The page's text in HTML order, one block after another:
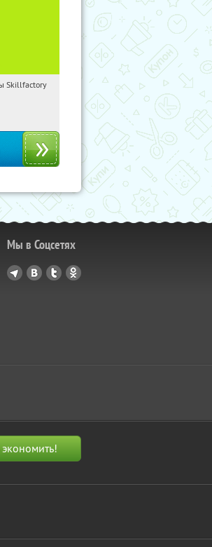
первым!
Skillfactory
Мы в Соцсетях